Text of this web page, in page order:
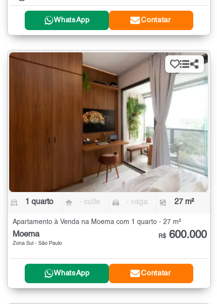
WhatsApp Contatar
1 quarto - suíte - vaga 27 m²
Apartamento à Venda na Moema com 1 quarto - 27 m²
Moema
Zona Sul - São Paulo
R$ 600.000
WhatsApp Contatar